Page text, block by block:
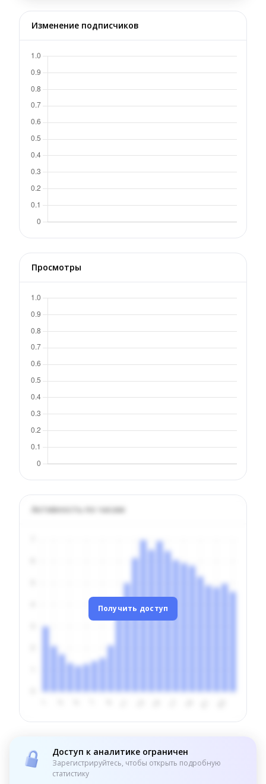
Изменение подписчиков
Просмотры
Активность по часам
Получить доступ
Доступ к аналитике ограничен
Зарегистрируйтесь, чтобы открыть подробную
статистику